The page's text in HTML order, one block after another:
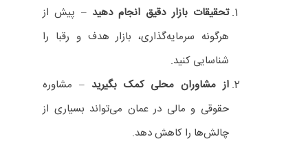
تحقیقات بازار دقیق انجام دهید – پیش از
هرگونه سرمایه‌گذاری، بازار هدف و رقبا را
شناسایی کنید.
از مشاوران محلی کمک بگیرید – مشاوره
حقوقی و مالی در عمان می‌تواند بسیاری از
چالش‌ها را کاهش دهد.